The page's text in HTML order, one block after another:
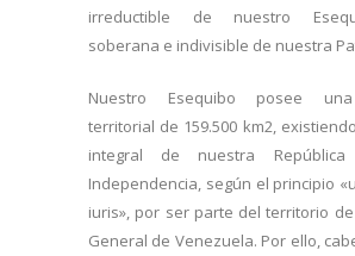
irreductible de nuestro
soberana e indivisible de nuestra
Nuestro Esequibo posee
territorial de 159.500 km2,
integral de nuestra
Independencia, según el principio
iuris», por ser parte del territorio
General de Venezuela. Por ello,